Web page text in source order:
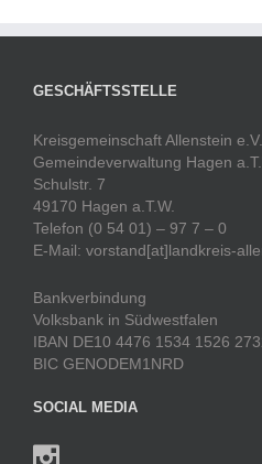
GESCHÄFTSSTELLE
Kreisgemeinschaft Allenstein e.V.
Gemeindeverwaltung Hagen
Schulstr. 7
49170 Hagen a.T.W.
Telefon (0 54 01) – 97 7 – 0
E-Mail: vorstand[at]landkreis-
Bankverbindung
Volksbank in Südwestfalen
IBAN DE10 4476 1534 1526
BIC GENODEM1NRD
SOCIAL MEDIA